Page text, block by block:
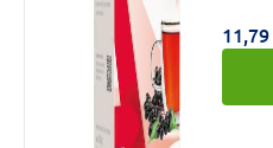
Kapsulas (34)
Aerosols
(11)
kas
D3